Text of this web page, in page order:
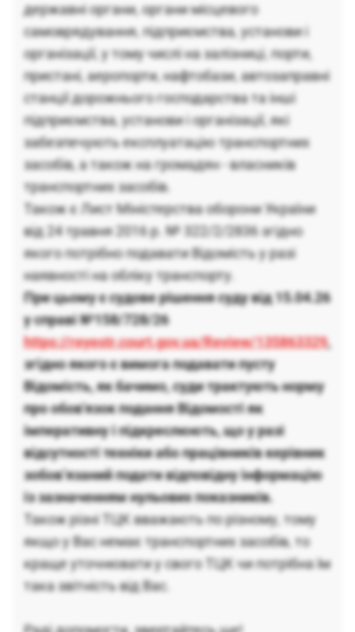
державні органи, органи місцевого
самоврядування, підприємства, установи і
організації, у тому числі на залізниці, порти,
пристані, аеропорти, нафтобази, автозаправні
станції дорожнього господарства та інші
підприємства, установи і організації, які
забезпечують експлуатацію транспортних
засобів, а також на громадян - власників
транспортних засобів.
Також є Лист Міністерства оборони України
від 24 травня 2016 р. № 322/2/2836 згідно
якого потрібно подавати Відомість у разі
наявності на обліку транспорту.
При цьому є судове рішення суду від 15.04.26
у справі №158/728/26
https://reyestr.court.gov.ua/Review/135863329,
згідно якого є вимога подавати пусту
Відомість, як бачимо, суди трактують норму
про обов'язок подання Відомості як
імперативну і підкреслюють, що у разі
відсутності техніки або працівників керівник
зобов’язаний подати відповідну інформацію
із зазначенням нульових показників.
Також різні ТЦК вважають по різному, тому
якщо у Вас немає транспортних засобів, то
краще уточнювати у свого ТЦК чи потрібна їм
така звітність від Вас.